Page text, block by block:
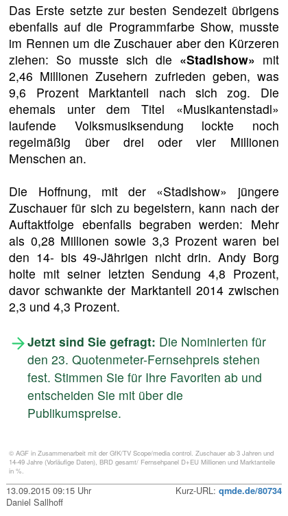
Das Erste setzte zur besten Sendezeit übrigens
ebenfalls auf die Programmfarbe Show, musste
im Rennen um die Zuschauer aber den Kürzeren
ziehen: So musste sich die «Stadlshow» mit
2,46 Millionen Zusehern zufrieden geben, was
9,6 Prozent Marktanteil nach sich zog. Die
ehemals unter dem Titel «Musikantenstadl»
laufende Volksmusiksendung lockte noch
regelmäßig über drei oder vier Millionen
Menschen an.
Die Hoffnung, mit der «Stadlshow» jüngere
Zuschauer für sich zu begeistern, kann nach der
Auftaktfolge ebenfalls begraben werden: Mehr
als 0,28 Millionen sowie 3,3 Prozent waren bei
den 14- bis 49-Jährigen nicht drin. Andy Borg
holte mit seiner letzten Sendung 4,8 Prozent,
davor schwankte der Marktanteil 2014 zwischen
2,3 und 4,3 Prozent.
Jetzt sind Sie gefragt: Die Nominierten für
den 23. Quotenmeter-Fernsehpreis stehen
fest. Stimmen Sie für Ihre Favoriten ab und
entscheiden Sie mit über die
Publikumspreise.
© AGF in Zusammenarbeit mit der GfK/TV Scope/media control. Zuschauer ab 3 Jahren und
14-49 Jahre (Vorläufige Daten), BRD gesamt/ Fernsehpanel D+EU Millionen und Marktanteile
in %.
13.09.2015 09:15 Uhr Kurz-URL: qmde.de/80734
Daniel Sallhoff